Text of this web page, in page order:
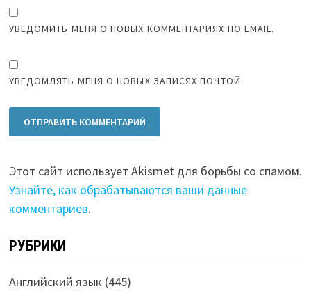
УВЕДОМИТЬ МЕНЯ О НОВЫХ КОММЕНТАРИЯХ ПО EMAIL.
УВЕДОМЛЯТЬ МЕНЯ О НОВЫХ ЗАПИСЯХ ПОЧТОЙ.
Этот сайт использует Akismet для борьбы со спамом.
Узнайте, как обрабатываются ваши данные
комментариев.
РУБРИКИ
Английский язык (445)